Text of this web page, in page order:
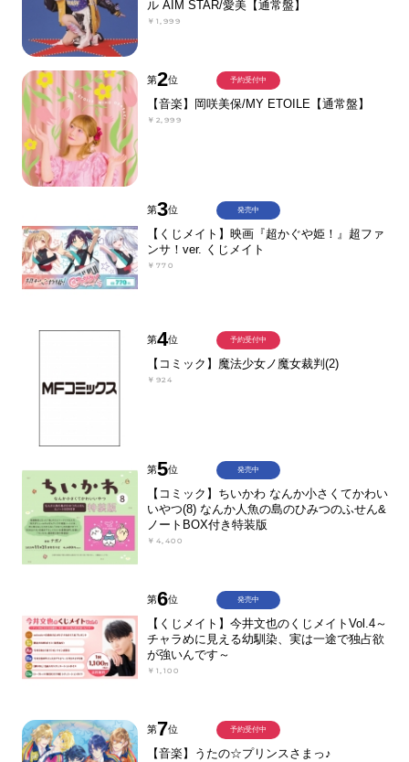
ル AIM STAR/愛美【通常盤】
￥1,999
第2位
【音楽】岡咲美保/MY ETOILE【通常盤】
￥2,999
予約受付中
第3位
【くじメイト】映画『超かぐや姫！』超ファ
ンサ！ver. くじメイト
￥770
発売中
第4位
【コミック】魔法少女ノ魔女裁判(2)
￥924
予約受付中
第5位
【コミック】ちいかわ なんか小さくてかわい
いやつ(8) なんか人魚の島のひみつのふせん&
ノートBOX付き特装版
￥4,400
発売中
第6位
【くじメイト】今井文也のくじメイトVol.4～
チャラめに見える幼馴染、実は一途で独占欲
が強いんです～
￥1,100
発売中
第7位
【音楽】うたの☆プリンスさまっ♪
予約受付中